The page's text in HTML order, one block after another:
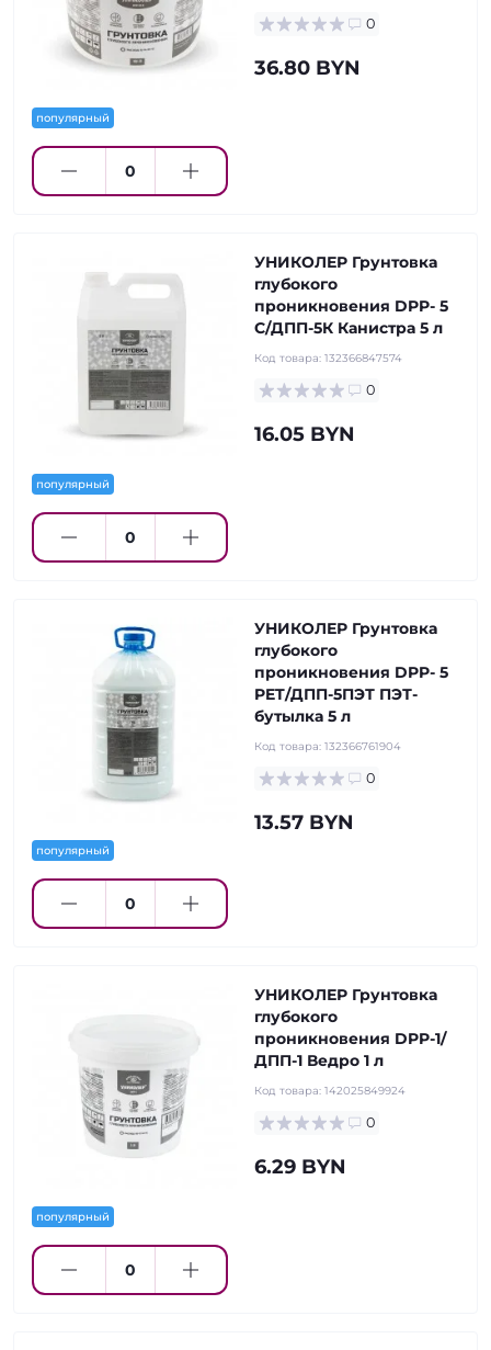
популярный
0
36.80 BYN
популярный
УНИКОЛЕР Грунтовка
глубокого
проникновения DPP- 5
C/ДПП-5К Канистра 5 л
Код товара: 132366847574
0
16.05 BYN
популярный
УНИКОЛЕР Грунтовка
глубокого
проникновения DPP- 5
PET/ДПП-5ПЭТ ПЭТ-
бутылка 5 л
Код товара: 132366761904
0
13.57 BYN
популярный
УНИКОЛЕР Грунтовка
глубокого
проникновения DPP-1/
ДПП-1 Ведро 1 л
Код товара: 142025849924
0
6.29 BYN